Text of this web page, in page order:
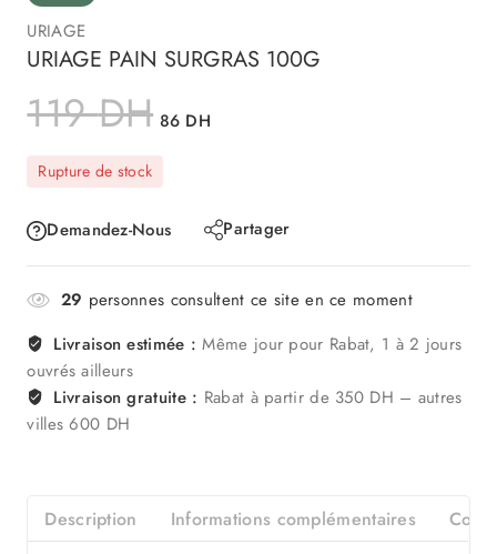
URIAGE
URIAGE PAIN SURGRAS 100G
119DH 86 DH
Rupture de stock
Demandez-Nous Partager
29 personnes consultent ce site en ce moment
Livraison estimée : Même jour pour Rabat, 1 à 2 jours
ouvrés ailleurs
Livraison gratuite : Rabat à partir de 350 DH – autres
villes 600 DH
Description Informations complémentaires